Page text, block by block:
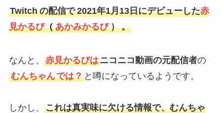
Twitch の配信で 2021年1月13日にデビューした赤
見かるび（ あかみかるび ） 。
なんと、 赤見かるびはニコニコ動画の元配信者の
むんちゃんでは？と噂になっているようです。
しかし、 これは真実味に欠ける情報で、むんちゃ